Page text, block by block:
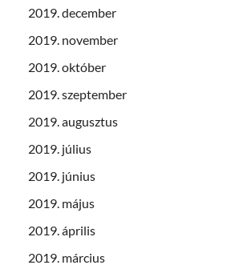
2019. december
2019. november
2019. október
2019. szeptember
2019. augusztus
2019. július
2019. június
2019. május
2019. április
2019. március